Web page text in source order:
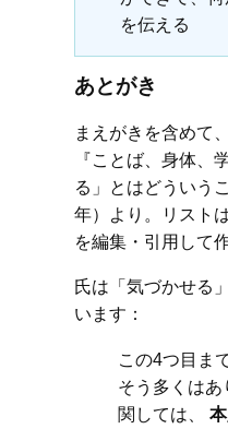
を伝える
あとがき
まえがきを含めて
『ことば、身体
る」とはどういう
年）より。リスト
を編集・引用して
氏は「気づかせる
います：
この4つ目ま
そう多くはあ
関しては、